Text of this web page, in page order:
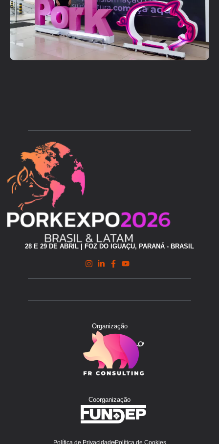
28 E 29 DE ABRIL | FOZ DO IGUAÇU, PARANÁ - BRASIL
Organização
Coorganização